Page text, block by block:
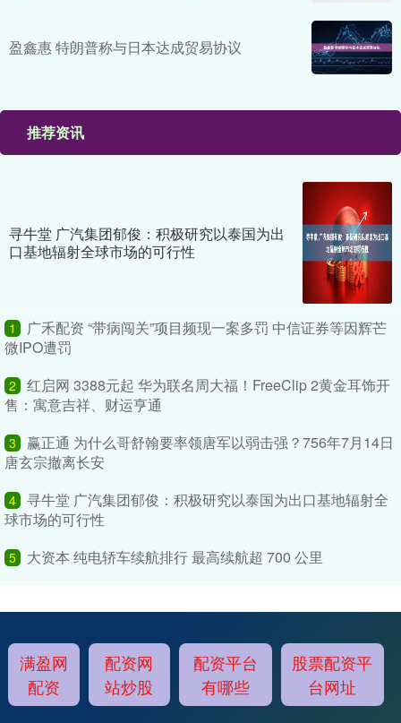
盈鑫惠 特朗普称与日本达成贸易协议
推荐资讯
寻牛堂 广汽集团郁俊：积极研究以泰国为出
口基地辐射全球市场的可行性
1
广禾配资 “带病闯关”项目频现一案多罚 中信证券等因辉芒
微IPO遭罚
2
红启网 3388元起 华为联名周大福！FreeClip 2黄金耳饰开
售：寓意吉祥、财运亨通
3
赢正通 为什么哥舒翰要率领唐军以弱击强？756年7月14日
唐玄宗撤离长安
4 寻牛堂 广汽集团郁俊：积极研究以泰国为出口基地辐射全
球市场的可行性
5 大资本 纯电轿车续航排行 最高续航超 700 公里
满盈网
配资
配资网
站炒股
配资平台
有哪些
股票配资平
台网址